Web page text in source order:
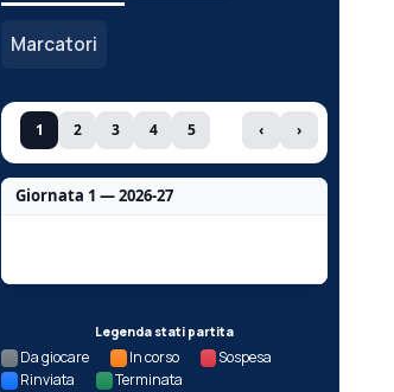
Marcatori
1 2 3 4 5 ‹ ›
Giornata 1 — 2026-27
Legenda stati partita
Da giocare In corso
Sospesa
Rinviata
Terminata